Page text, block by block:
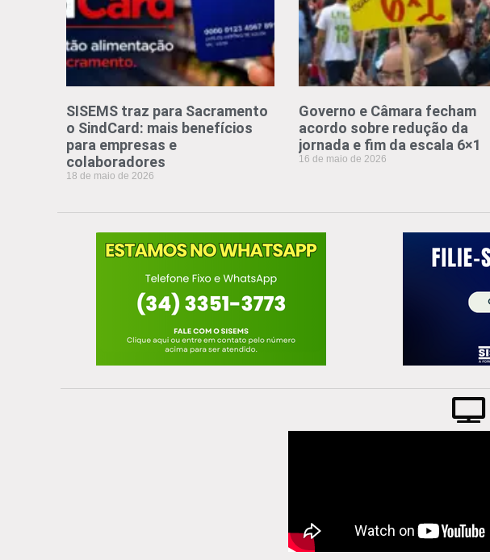
SISEMS traz para Sacramento
o SindCard: mais benefícios
para empresas e
colaboradores
18 de maio de 2026
Governo e Câmara fecham
acordo sobre redução da
jornada e fim da escala 6×1
16 de maio de 2026